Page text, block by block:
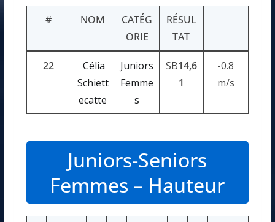
# NOM
CATÉG
ORIE
RÉSUL
TAT
22
Célia
Schiett
ecatte
Juniors
Femme
s
SB14,6
1
-0.8
m/s
Juniors-Seniors
Femmes – Hauteur